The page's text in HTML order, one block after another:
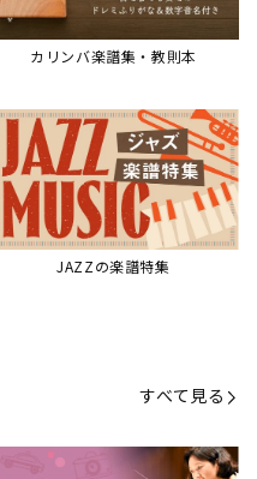
【第16回公開】ヨーロッパを拠点
に世界を駆けまわる阿部加奈子の
今に迫る
イブ＆トークレポート